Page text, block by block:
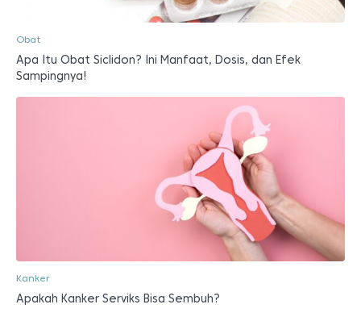
Obat
Apa Itu Obat Siclidon? Ini Manfaat, Dosis, dan Efek
Sampingnya!
Kanker
Apakah Kanker Serviks Bisa Sembuh?